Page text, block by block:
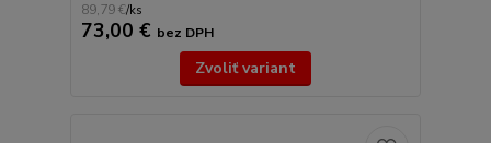
89,79 €/ks
73,00 € bez DPH
Zvoliť variant